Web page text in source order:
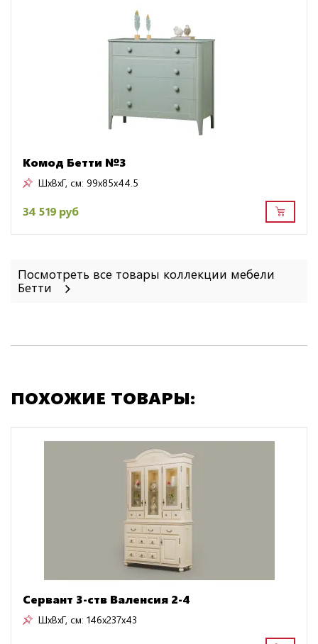
Комод Бетти №3
ШxВxГ, см: 99x85x44.5
34 519 руб
Посмотреть все товары коллекции мебели
Бетти
ПОХОЖИЕ ТОВАРЫ:
Сервант 3-ств Валенсия 2-4
ШxВxГ, см: 146x237x43